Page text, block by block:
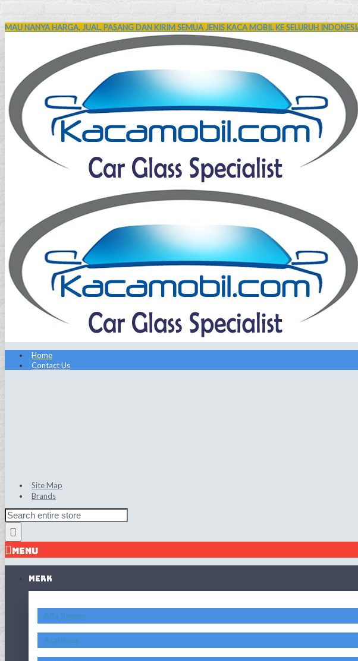
MAU NANYA HARGA, JUAL, PASANG DAN KIRIM SEMUA JENIS KACA MOBIL KE SELURUH
Home
Contact Us
Site Map
Brands
MENU
MERK
Alfa Romeo
Asahimas